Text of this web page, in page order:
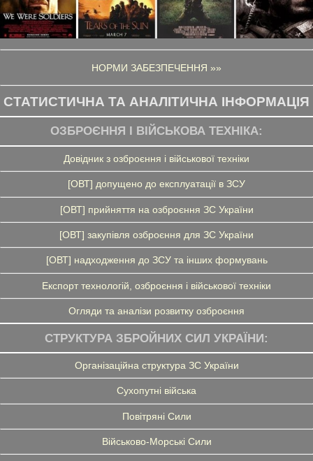
НОРМИ ЗАБЕЗПЕЧЕННЯ »»
СТАТИСТИЧНА ТА АНАЛІТИЧНА ІНФОРМАЦІЯ
ОЗБРОЄННЯ І ВІЙСЬКОВА ТЕХНІКА:
Довідник з озброєння і військової техніки
[ОВТ] допущено до експлуатації в ЗСУ
[ОВТ] прийняття на озброєння ЗС України
[ОВТ] закупівля озброєння для ЗС України
[ОВТ] надходження до ЗСУ та інших формувань
Експорт технологій, озброєння і військової техніки
Огляди та аналізи розвитку озброєння
СТРУКТУРА ЗБРОЙНИХ СИЛ УКРАЇНИ:
Організаційна структура ЗС України
Сухопутні війська
Повітряні Сили
Військово-Морські Сили